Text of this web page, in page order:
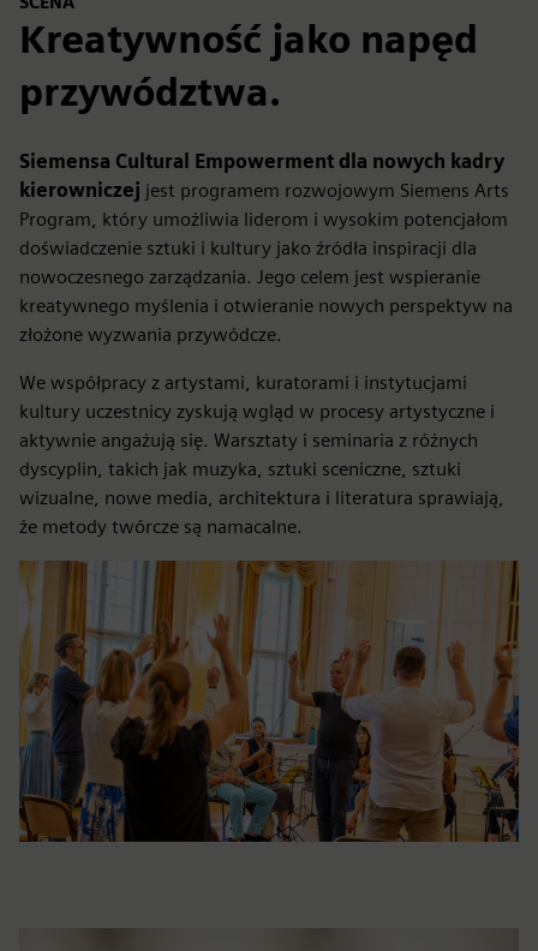
Kreatywność jako napęd
przywództwa.
Siemensa Cultural Empowerment dla nowych kadry
kierowniczej jest programem rozwojowym Siemens Arts
Program, który umożliwia liderom i wysokim potencjałom
doświadczenie sztuki i kultury jako źródła inspiracji dla
nowoczesnego zarządzania. Jego celem jest wspieranie
kreatywnego myślenia i otwieranie nowych perspektyw na
złożone wyzwania przywódcze.
We współpracy z artystami, kuratorami i instytucjami
kultury uczestnicy zyskują wgląd w procesy artystyczne i
aktywnie angażują się. Warsztaty i seminaria z różnych
dyscyplin, takich jak muzyka, sztuki sceniczne, sztuki
wizualne, nowe media, architektura i literatura sprawiają,
że metody twórcze są namacalne.